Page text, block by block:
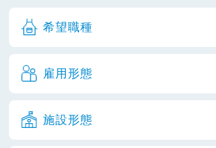
希望職種
雇用形態
施設形態